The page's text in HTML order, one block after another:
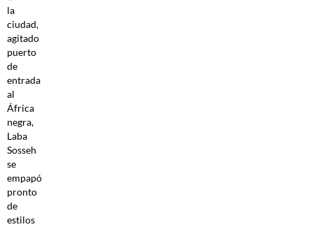
la
ciudad,
agitado
puerto
de
entrada
al
África
negra,
Laba
Sosseh
se
empapó
pronto
de
estilos